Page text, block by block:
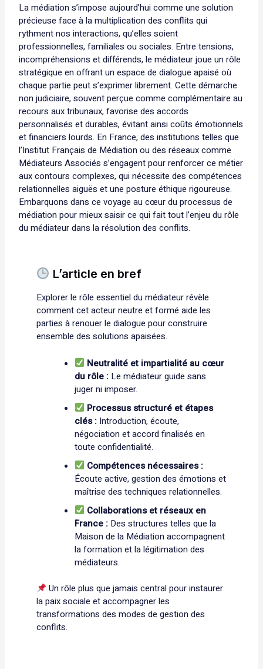
La médiation s’impose aujourd’hui comme une solution
précieuse face à la multiplication des conflits qui
rythment nos interactions, qu’elles soient
professionnelles, familiales ou sociales. Entre tensions,
incompréhensions et différends, le médiateur joue un rôle
stratégique en offrant un espace de dialogue apaisé où
chaque partie peut s’exprimer librement. Cette démarche
non judiciaire, souvent perçue comme complémentaire au
recours aux tribunaux, favorise des accords
personnalisés et durables, évitant ainsi coûts émotionnels
et financiers lourds. En France, des institutions telles que
l’Institut Français de Médiation ou des réseaux comme
Médiateurs Associés s’engagent pour renforcer ce métier
aux contours complexes, qui nécessite des compétences
relationnelles aiguës et une posture éthique rigoureuse.
Embarquons dans ce voyage au cœur du processus de
médiation pour mieux saisir ce qui fait tout l’enjeu du rôle
du médiateur dans la résolution des conflits.
L’article en bref
Explorer le rôle essentiel du médiateur révèle
comment cet acteur neutre et formé aide les
parties à renouer le dialogue pour construire
ensemble des solutions apaisées.
Neutralité et impartialité au cœur
du rôle : Le médiateur guide sans
juger ni imposer.
Processus structuré et étapes
clés : Introduction, écoute,
négociation et accord finalisés en
toute confidentialité.
Compétences nécessaires :
Écoute active, gestion des émotions et
maîtrise des techniques relationnelles.
Collaborations et réseaux en
France : Des structures telles que la
Maison de la Médiation accompagnent
la formation et la légitimation des
médiateurs.
Un rôle plus que jamais central pour instaurer
la paix sociale et accompagner les
transformations des modes de gestion des
conflits.